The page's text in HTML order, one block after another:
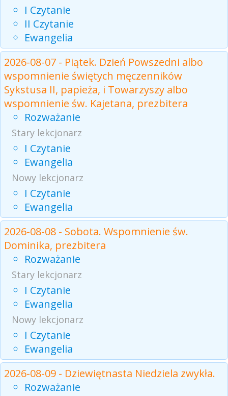
I Czytanie
II Czytanie
Ewangelia
2026-08-07 - Piątek. Dzień Powszedni albo
wspomnienie świętych męczenników
Sykstusa II, papieża, i Towarzyszy albo
wspomnienie św. Kajetana, prezbitera
Rozważanie
Stary lekcjonarz
I Czytanie
Ewangelia
Nowy lekcjonarz
I Czytanie
Ewangelia
2026-08-08 - Sobota. Wspomnienie św.
Dominika, prezbitera
Rozważanie
Stary lekcjonarz
I Czytanie
Ewangelia
Nowy lekcjonarz
I Czytanie
Ewangelia
2026-08-09 - Dziewiętnasta Niedziela zwykła.
Rozważanie